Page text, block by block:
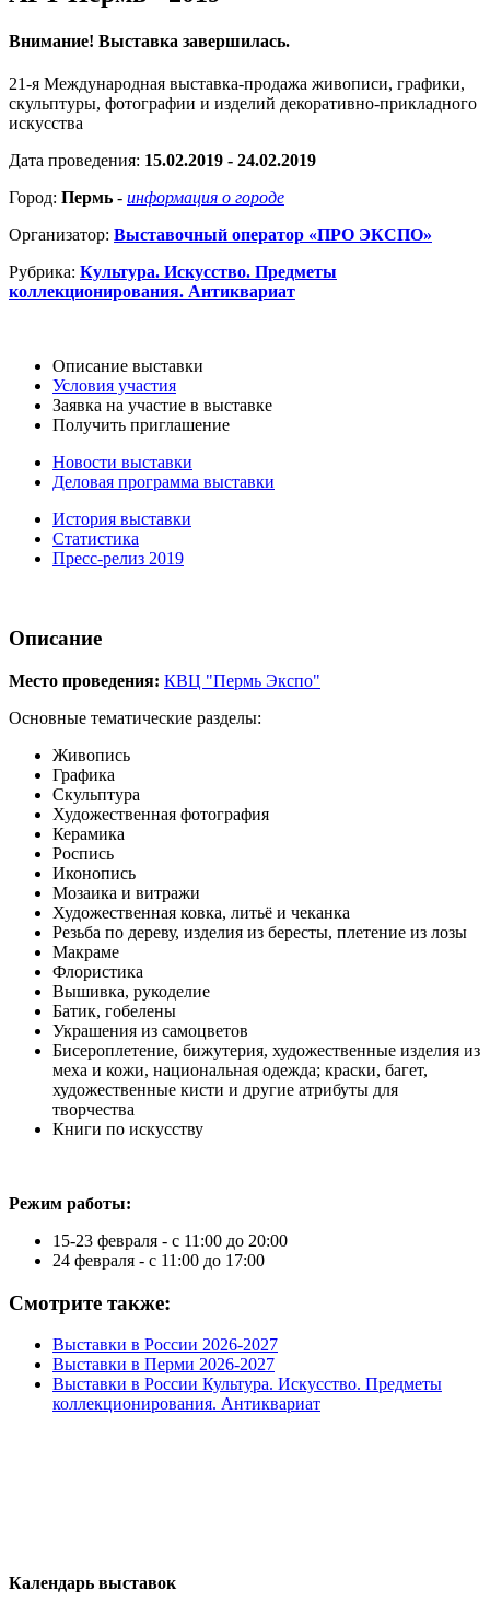
Внимание! Выставка завершилась.
21-я Международная выставка-продажа живописи, графики,
скульптуры, фотографии и изделий декоративно-прикладного
искусства
Дата проведения: 15.02.2019 - 24.02.2019
Город: Пермь - информация о городе
Организатор: Выставочный оператор «ПРО ЭКСПО»
Рубрика: Культура. Искусство. Предметы
коллекционирования. Антиквариат
Описание выставки
Условия участия
Заявка на участие в выставке
Получить приглашение
Новости выставки
Деловая программа выставки
История выставки
Статистика
Пресс-релиз 2019
Описание
Место проведения: КВЦ "Пермь Экспо"
Основные тематические разделы:
Живопись
Графика
Скульптура
Художественная фотография
Керамика
Роспись
Иконопись
Мозаика и витражи
Художественная ковка, литьё и чеканка
Резьба по дереву, изделия из бересты, плетение из лозы
Макраме
Флористика
Вышивка, рукоделие
Батик, гобелены
Украшения из самоцветов
Бисероплетение, бижутерия, художественные изделия из
меха и кожи, национальная одежда; краски, багет,
художественные кисти и другие атрибуты для
творчества
Книги по искусству
Режим работы:
15-23 февраля - с 11:00 до 20:00
24 февраля - с 11:00 до 17:00
Смотрите также:
Выставки в России 2026-2027
Выставки в Перми 2026-2027
Выставки в России Культура. Искусство. Предметы
коллекционирования. Антиквариат
Календарь выставок